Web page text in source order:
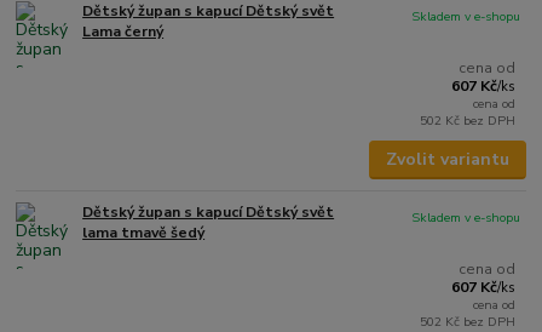
Dětský župan s kapucí Dětský svět
Lama černý
cena od
607 Kč/ks
cena od
502 Kč bez DPH
Skladem v e-shopu
Zvolit variantu
Dětský župan s kapucí Dětský svět
lama tmavě šedý
cena od
607 Kč/ks
cena od
502 Kč bez DPH
Skladem v e-shopu